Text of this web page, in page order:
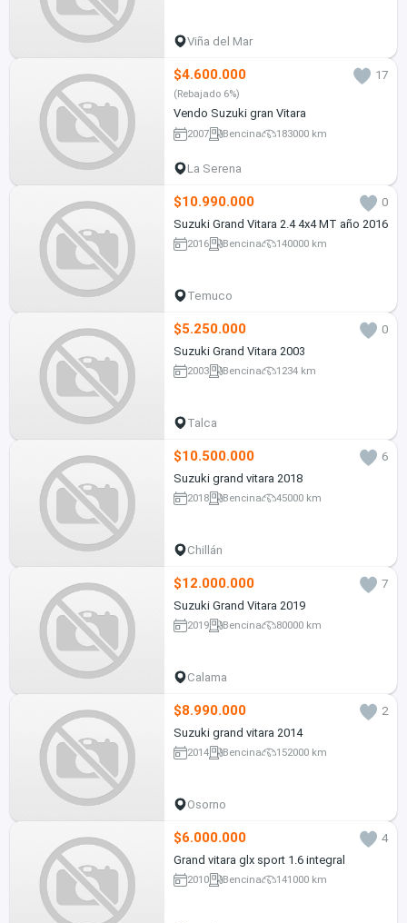
Viña del Mar
$4.600.000 17
(Rebajado 6%)
Vendo Suzuki gran Vitara
2007 Bencina 183000 km
La Serena
$10.990.000
0
Suzuki Grand Vitara 2.4 4x4 MT año 2016
2016 Bencina 140000 km
Temuco
$5.250.000
0
Suzuki Grand Vitara 2003
2003 Bencina 1234 km
Talca
$10.500.000
6
Suzuki grand vitara 2018
2018 Bencina 45000 km
Chillán
$12.000.000
7
Suzuki Grand Vitara 2019
2019 Bencina 80000 km
Calama
$8.990.000
2
Suzuki grand vitara 2014
2014 Bencina 152000 km
Osorno
$6.000.000
4
Grand vitara glx sport 1.6 integral
2010 Bencina 141000 km